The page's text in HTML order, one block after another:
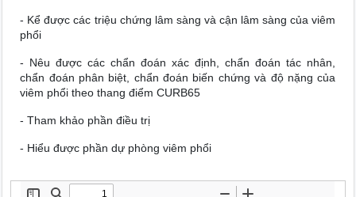
- Kể được các triệu chứng lâm sàng và cận lâm sàng của viêm
phổi
- Nêu được các chẩn đoán xác định, chẩn đoán tác nhân,
chẩn đoán phân biệt, chẩn đoán biến chứng và độ nặng của
viêm phổi theo thang điểm CURB65
- Tham khảo phần điều trị
- Hiểu được phần dự phòng viêm phổi